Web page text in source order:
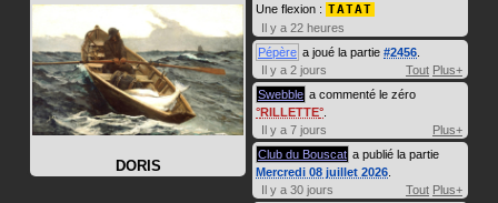
DORIS
Une flexion : TATAT
Il y a 22 heures
Pépère a joué la partie #2456
Il y a 2 jours
Tout Plus+
Swebble a commenté le zéro
RILLETTE
Il y a 7 jours
Plus+
Club du Bouscat a publié la partie
Mercredi 08 juillet 2026
Il y a 30 jours
Tout Plus+